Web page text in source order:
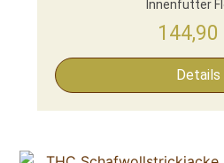
Innenfutter
144,90
Details